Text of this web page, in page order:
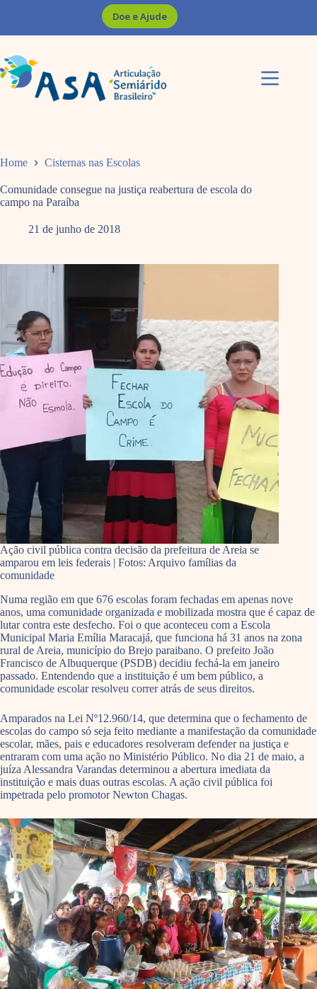
Doe e Ajude
Home Cisternas nas Escolas
Comunidade consegue na justiça reabertura de escola do
campo na Paraíba
21 de junho de 2018
Ação civil pública contra decisão da prefeitura de Areia se
amparou em leis federais | Fotos: Arquivo famílias da
comunidade
Numa região em que 676 escolas foram fechadas em apenas nove
anos, uma comunidade organizada e mobilizada mostra que é capaz de
lutar contra este desfecho. Foi o que aconteceu com a Escola
Municipal Maria Emília Maracajá, que funciona há 31 anos na zona
rural de Areia, município do Brejo paraibano. O prefeito João
Francisco de Albuquerque (PSDB) decidiu fechá-la em janeiro
passado. Entendendo que a instituição é um bem público, a
comunidade escolar resolveu correr atrás de seus direitos.
Amparados na Lei Nº12.960/14, que determina que o fechamento de
escolas do campo só seja feito mediante a manifestação da comunidade
escolar, mães, pais e educadores resolveram defender na justiça e
entraram com uma ação no Ministério Público. No dia 21 de maio, a
juíza Alessandra Varandas determinou a abertura imediata da
instituição e mais duas outras escolas. A ação civil pública foi
impetrada pelo promotor Newton Chagas.